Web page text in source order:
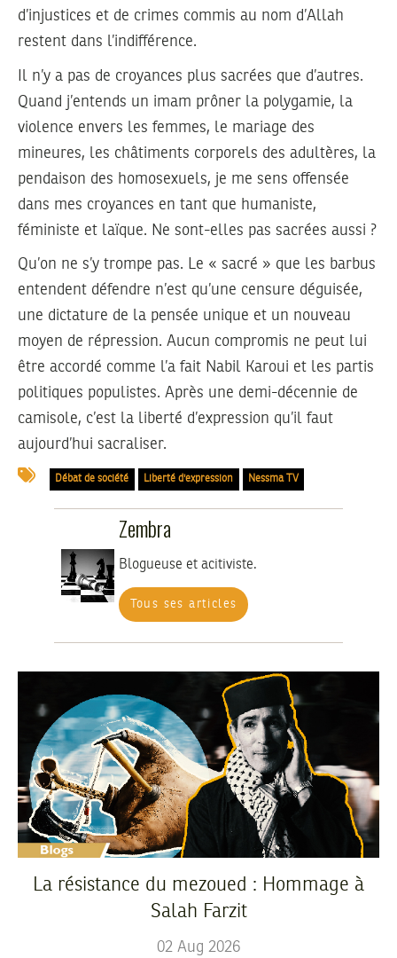
d’injustices et de crimes commis au nom d’Allah
restent dans l’indifférence.
Il n’y a pas de croyances plus sacrées que d’autres.
Quand j’entends un imam prôner la polygamie, la
violence envers les femmes, le mariage des
mineures, les châtiments corporels des adultères, la
pendaison des homosexuels, je me sens offensée
dans mes croyances en tant que humaniste,
féministe et laïque. Ne sont-elles pas sacrées aussi ?
Qu’on ne s’y trompe pas. Le « sacré » que les barbus
entendent défendre n’est qu’une censure déguisée,
une dictature de la pensée unique et un nouveau
moyen de répression. Aucun compromis ne peut lui
être accordé comme l’a fait Nabil Karoui et les partis
politiques populistes. Après une demi-décennie de
camisole, c’est la liberté d’expression qu’il faut
aujourd’hui sacraliser.
Débat de société Liberté d'expression Nessma TV
Zembra
Blogueuse et acitiviste.
Tous ses articles
La résistance du mezoued : Hommage à
Salah Farzit
02 Aug 2026